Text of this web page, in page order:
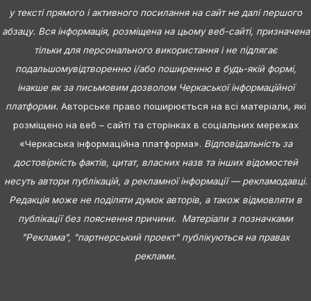
у тексті прямого і активного посилання на сайт не далі першого
абзацу. Вся інформація, розміщена на цьому веб-сайті, призначена
тільки для персонального використання і не підлягає
подальшомувідтворенню і/або поширенню в будь-якій формі,
інакше як за письмовим дозволом Черкаської інформаційної
платформи. Авторське право поширюється на всі матеріали, які
розміщено на веб – сайті та сторінках в соціальних мережах
«Черкаська інформаційна платформа». Відповідальність за
достовірність фактів, цитат, власних назв та інших відомостей
несуть автори публікацій, а рекламної інформації — рекламодавці.
Редакція може не поділяти думок авторів, а також відмовляти в
публікації без пояснення причини. Матеріали з позначками
"Реклама", "партнерський проект" публікуються на правах
реклами.